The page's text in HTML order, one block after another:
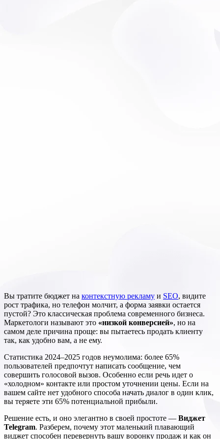
Вы тратите бюджет на контекстную рекламу и SEO, видите
рост трафика, но телефон молчит, а форма заявки остается
пустой? Это классическая проблема современного бизнеса.
Маркетологи называют это «низкой конверсией», но на
самом деле причина проще: вы пытаетесь продать клиенту
так, как удобно вам, а не ему.
Статистика 2024–2025 годов неумолима: более 65%
пользователей предпочтут написать сообщение, чем
совершить голосовой вызов. Особенно если речь идет о
«холодном» контакте или простом уточнении цены. Если на
вашем сайте нет удобного способа начать диалог в один клик,
вы теряете эти 65% потенциальной прибыли.
Решение есть, и оно элегантно в своей простоте — Виджет
Telegram. Разберем, почему этот маленький плавающий
виджет способен перевернуть вашу воронку продаж и как он